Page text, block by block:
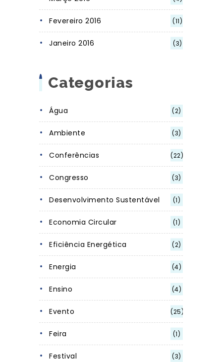
Fevereiro 2016 (11)
Janeiro 2016 (3)
Categorias
Água (2)
Ambiente (3)
Conferências (22)
Congresso (3)
Desenvolvimento Sustentável (1)
Economia Circular (1)
Eficiência Energética (2)
Energia (4)
Ensino (4)
Evento (25)
Feira (1)
Festival (3)